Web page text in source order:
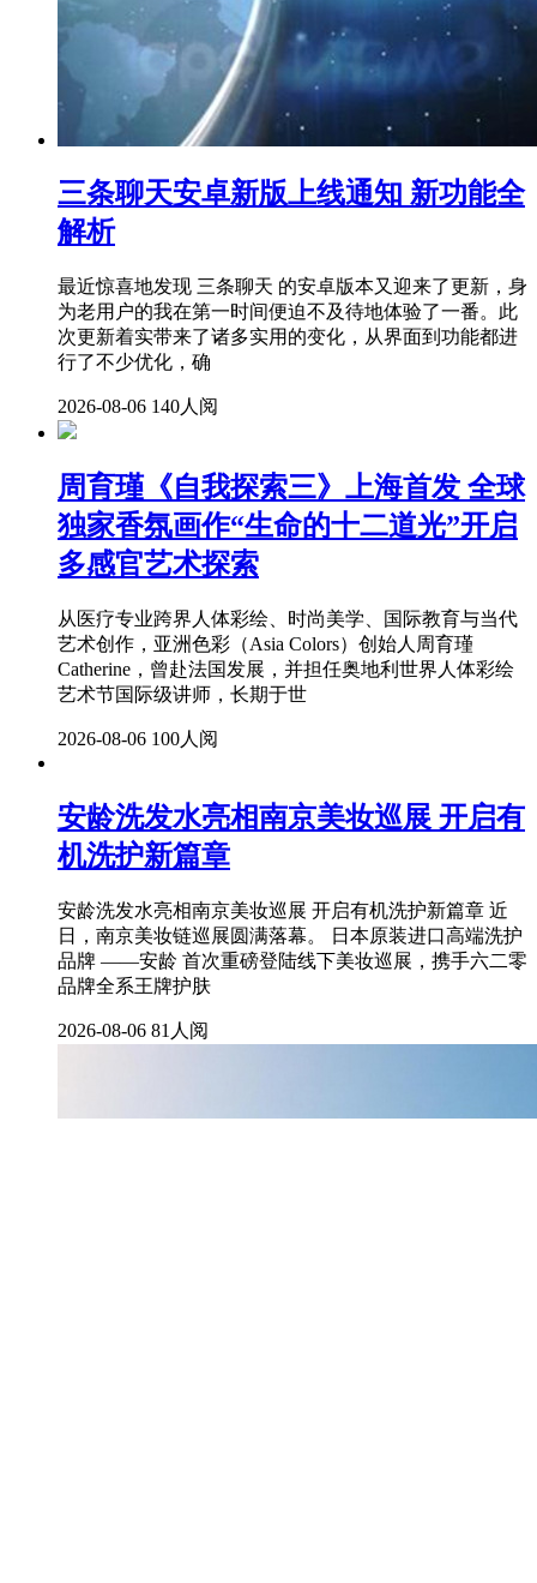
三条聊天安卓新版上线通知 新功能全
解析
最近惊喜地发现 三条聊天 的安卓版本又迎来了更新，身
为老用户的我在第一时间便迫不及待地体验了一番。此
次更新着实带来了诸多实用的变化，从界面到功能都进
行了不少优化，确
2026-08-06 140人阅
周育瑾《自我探索三》上海首发 全球
独家香氛画作“生命的十二道光”开启
多感官艺术探索
从医疗专业跨界人体彩绘、时尚美学、国际教育与当代
艺术创作，亚洲色彩（Asia Colors）创始人周育瑾
Catherine，曾赴法国发展，并担任奥地利世界人体彩绘
艺术节国际级讲师，长期于世
2026-08-06 100人阅
安龄洗发水亮相南京美妆巡展 开启有
机洗护新篇章
安龄洗发水亮相南京美妆巡展 开启有机洗护新篇章 近
日，南京美妆链巡展圆满落幕。 日本原装进口高端洗护
品牌 ——安龄 首次重磅登陆线下美妆巡展，携手六二零
品牌全系王牌护肤
2026-08-06 81人阅